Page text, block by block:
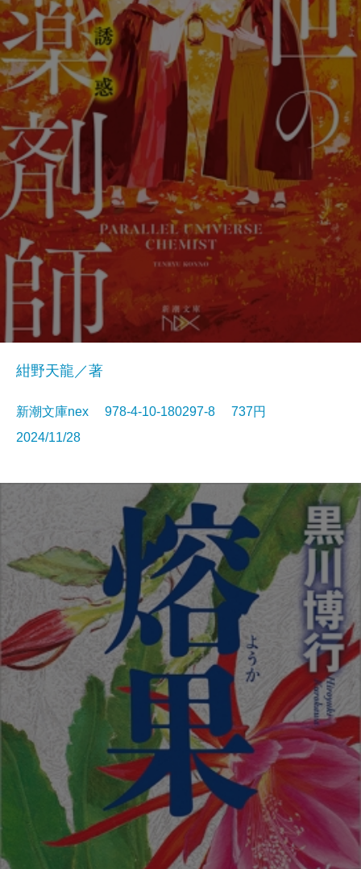
紺野天龍／著
新潮文庫nex 978-4-10-180297-8 737円
2024/11/28